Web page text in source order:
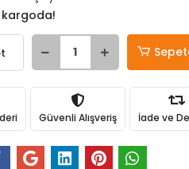
kargoda!
Güvenli Alışveriş İade ve